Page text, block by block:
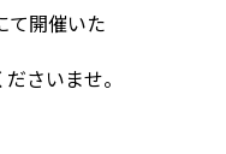
て開催いた
さいませ。